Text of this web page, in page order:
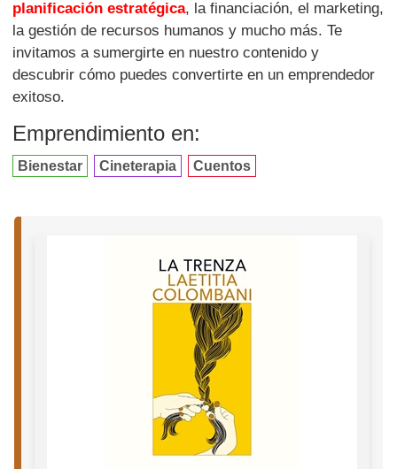
planificación estratégica, la financiación, el marketing,
la gestión de recursos humanos y mucho más. Te
invitamos a sumergirte en nuestro contenido y
descubrir cómo puedes convertirte en un emprendedor
exitoso.
Emprendimiento en:
Bienestar Cineterapia Cuentos